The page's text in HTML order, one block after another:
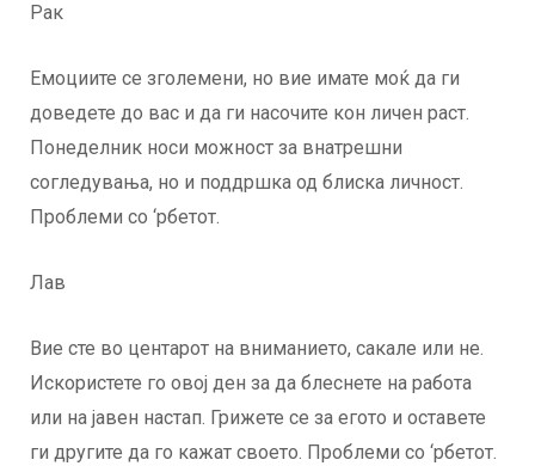
Рак
Емоциите се зголемени, но вие имате моќ да ги
доведете до вас и да ги насочите кон личен раст.
Понеделник носи можност за внатрешни
согледувања, но и поддршка од блиска личност.
Проблеми со ‘рбетот.
Лав
Вие сте во центарот на вниманието, сакале или не.
Искористете го овој ден за да блеснете на работа
или на јавен настап. Грижете се за егото и оставете
ги другите да го кажат своето. Проблеми со ‘рбетот.